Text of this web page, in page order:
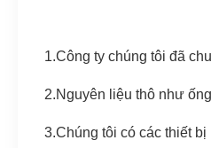
1.Công ty chúng tôi đã
2.Nguyên liệu thô như
3.Chúng tôi có các thiết